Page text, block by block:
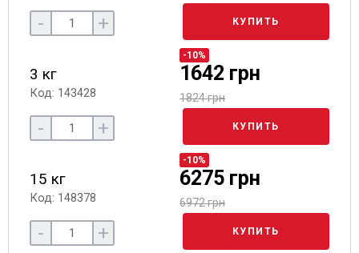
- + КУПИТЬ
3 кг
Код: 143428
-10%
1642 грн
1824 грн
- + КУПИТЬ
15 кг
Код: 148378
-10%
6275 грн
6972 грн
- + КУПИТЬ